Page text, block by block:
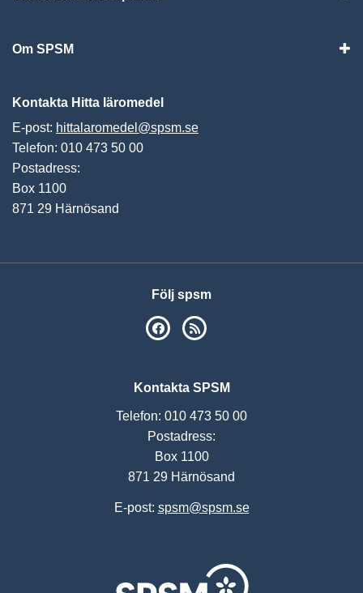
Om SPSM
Kontakta Hitta läromedel
E-post: hittalaromedel@spsm.se
Telefon: 010 473 50 00
Postadress:
Box 1100
871 29 Härnösand
Följ spsm
SPSM på Facebook
Kontakta SPSM
Telefon: 010 473 50 00
Postadress:
Box 1100
871 29 Härnösand
E-post: spsm@spsm.se